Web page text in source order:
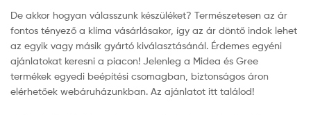
De akkor hogyan válasszunk készüléket? Természetesen az ár
fontos tényező a klíma vásárlásakor, így az ár döntő indok lehet
az egyik vagy másik gyártó kiválasztásánál. Érdemes egyéni
ajánlatokat keresni a piacon! Jelenleg a Midea és Gree
termékek egyedi beépítési csomagban, biztonságos áron
elérhetőek webáruházunkban. Az ajánlatot itt találod!